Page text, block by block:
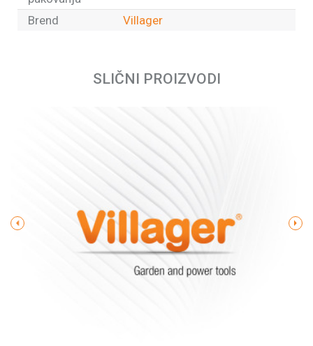
Brend Villager
SLIČNI PROIZVODI